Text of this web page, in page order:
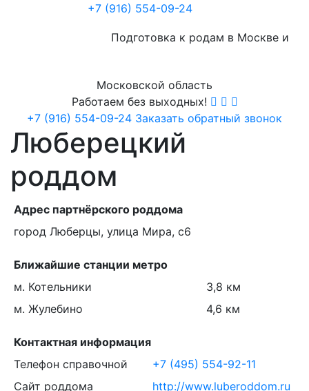
+7 (916) 554-09-24
Подготовка к родам в Москве и
Московской область
+7 (916) 554-09-24 Заказать обратный звонок
Работаем без выходных!
Люберецкий
роддом
Адрес партнёрского роддома
город Люберцы, улица Мира, с6
Ближайшие станции метро
м. Котельники
3,8 км
м. Жулебино
4,6 км
Контактная информация
Телефон справочной
+7 (495) 554-92-11
Сайт роддома
http://www.luberoddom.ru